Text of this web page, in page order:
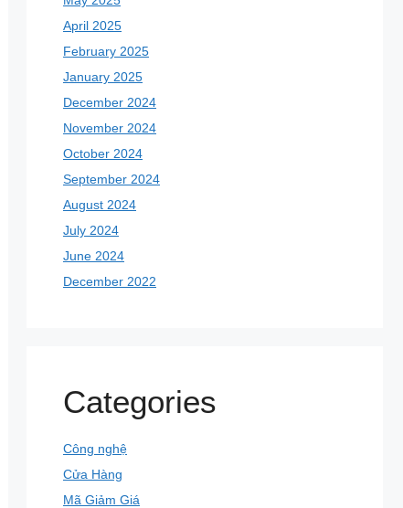
April 2025
February 2025
January 2025
December 2024
November 2024
October 2024
September 2024
August 2024
July 2024
June 2024
December 2022
Categories
Công nghệ
Cửa Hàng
Mã Giảm Giá